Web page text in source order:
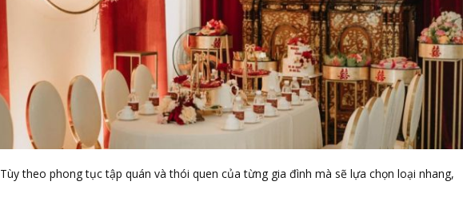
Tùy theo phong tục tập quán và thói quen của từng gia đình mà sẽ lựa chọn loại nhang,